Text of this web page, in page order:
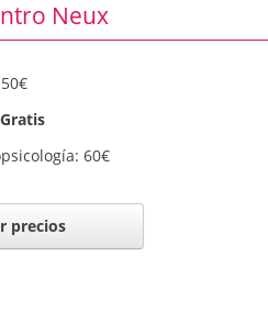
Neux
Gratis
60€
precios